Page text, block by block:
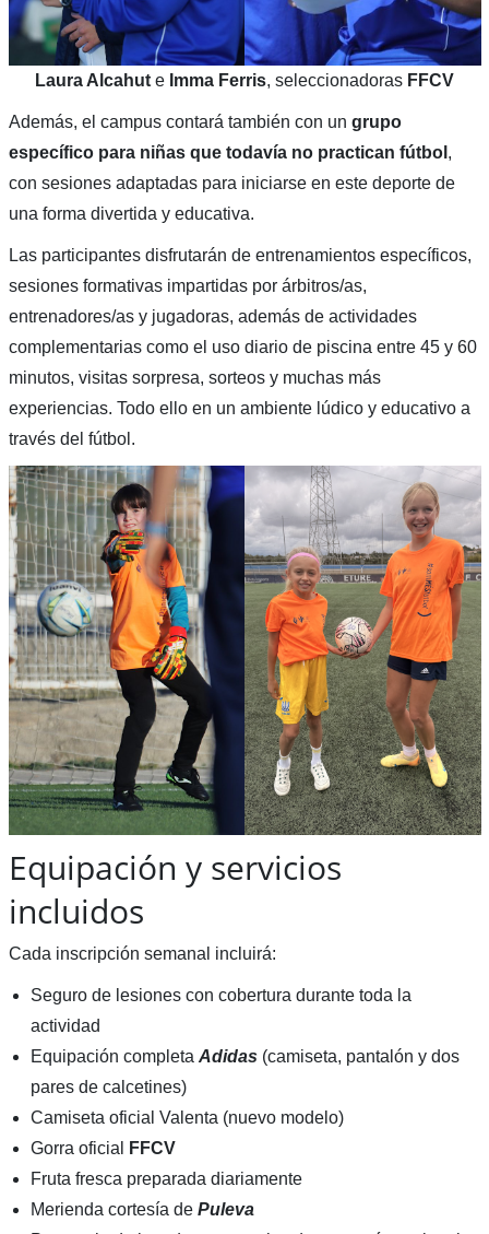
Laura Alcahut e Imma Ferris, seleccionadoras FFCV
Además, el campus contará también con un grupo
específico para niñas que todavía no practican fútbol ,
con sesiones adaptadas para iniciarse en este deporte de
una forma divertida y educativa.
Las participantes disfrutarán de entrenamientos específicos,
sesiones formativas impartidas por árbitros/as,
entrenadores/as y jugadoras, además de actividades
complementarias como el uso diario de piscina entre 45 y 60
minutos, visitas sorpresa, sorteos y muchas más
experiencias. Todo ello en un ambiente lúdico y educativo a
través del fútbol.
Equipación y servicios
incluidos
Cada inscripción semanal incluirá:
Seguro de lesiones con cobertura durante toda la
actividad
Equipación completa Adidas(camiseta, pantalón y dos
pares de calcetines)
Camiseta oficial Valenta (nuevo modelo)
Gorra oficial
FFCV
Fruta fresca preparada diariamente
Merienda cortesía de Puleva